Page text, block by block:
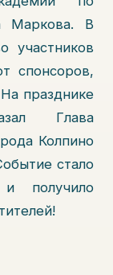
Маркова. В
участников
спонсоров,
празднике
Глава
Колпино
стало
получило